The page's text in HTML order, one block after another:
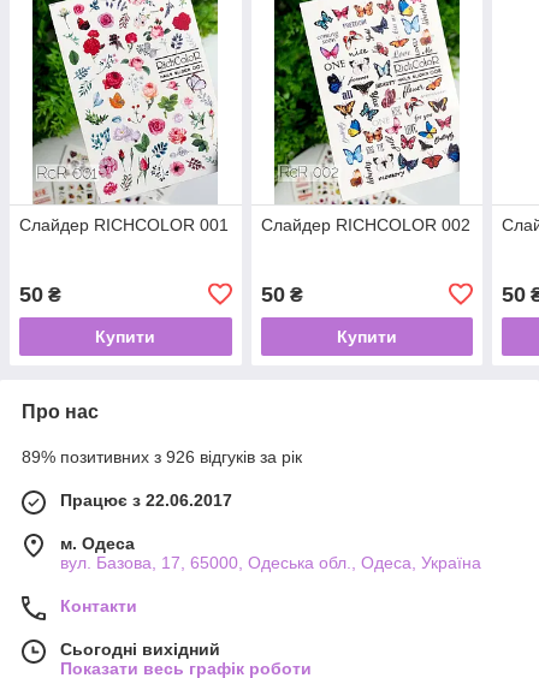
Слайдер RICHCOLOR 001
50 ₴
Купити
Слайдер RICHCOLOR 002
50₴
Купити
50
Про нас
89% позитивних з 926 відгуків за рік
Працює з 22.06.2017
м. Одеса
вул. Базова, 17, 65000, Одеська обл., Одеса, Україна
Контакти
Сьогодні вихідний
Показати весь графік роботи